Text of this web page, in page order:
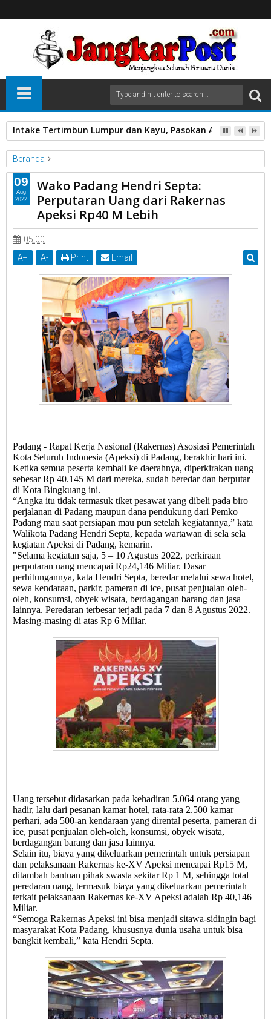
Intake Tertimbun Lumpur dan Kayu, Pasokan Air Bersih di
Beranda
Pemko Padang
Wako Padang Hendri Septa: Perputaran Uang dari Rakernas
Apeksi Rp40 M Lebih
Wako Padang Hendri Septa:
Perputaran Uang dari Rakernas
Apeksi Rp40 M Lebih
05.00
A+ A- Print Email
Padang - Rapat Kerja Nasional (Rakernas) Asosiasi Pemerintah
Kota Seluruh Indonesia (Apeksi) di Padang, berakhir hari ini.
Ketika semua peserta kembali ke daerahnya, diperkirakan uang
sebesar Rp 40.145 M dari mereka, sudah beredar dan berputar
di Kota Bingkuang ini.
“Angka itu tidak termasuk tiket pesawat yang dibeli pada biro
perjalanan di Padang maupun dana pendukung dari Pemko
Padang mau saat persiapan mau pun setelah kegiatannya,” kata
Walikota Padang Hendri Septa, kepada wartawan di sela sela
kegiatan Apeksi di Padang, kemarin.
"Selama kegiatan saja, 5 – 10 Agustus 2022, perkiraan
perputaran uang mencapai Rp24,146 Miliar. Dasar
perhitungannya, kata Hendri Septa, beredar melalui sewa hotel,
sewa kendaraan, parkir, pameran di ice, pusat penjualan oleh-
oleh, konsumsi, obyek wisata, berdagangan barang dan jasa
lainnya. Peredaran terbesar terjadi pada 7 dan 8 Agustus 2022.
Masing-masing di atas Rp 6 Miliar.
Uang tersebut didasarkan pada kehadiran 5.064 orang yang
hadir, lalu dari pesanan kamar hotel, rata-rata 2.500 kamar
perhari, ada 500-an kendaraan yang dirental peserta, pameran di
ice, pusat penjualan oleh-oleh, konsumsi, obyek wisata,
berdagangan barang dan jasa lainnya.
Selain itu, biaya yang dikeluarkan pemerintah untuk persiapan
dan pelaksanaan Rakernas ke-XV Apeksi mencapai Rp15 M,
ditambah bantuan pihak swasta sekitar Rp 1 M, sehingga total
peredaran uang, termasuk biaya yang dikeluarkan pemerintah
terkait pelaksanaan Rakernas ke-XV Apeksi adalah Rp 40,146
Miliar.
“Semoga Rakernas Apeksi ini bisa menjadi sitawa-sidingin bagi
masyarakat Kota Padang, khususnya dunia usaha untuk bisa
bangkit kembali,” kata Hendri Septa.
09
Aug
2022